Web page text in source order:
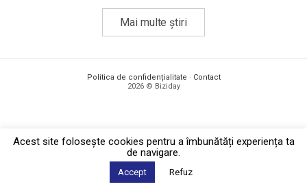
Mai multe știri
Politica de confidențialitate · Contact
2026 © Biziday
Acest site foloseşte cookies pentru a îmbunătăți experiența ta
de navigare.
Accept Refuz